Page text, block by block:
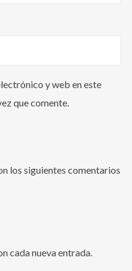
y web en este
que comente.
los siguientes comentarios
cada nueva entrada.